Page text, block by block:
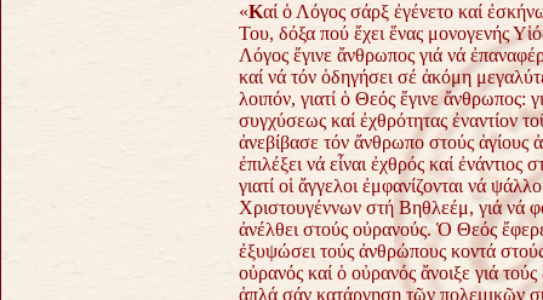
«Καί ὁ Λόγος σάρξ ἐγένετο καί
Του, δόξα πού ἔχει ἕνας μονογενής
Λόγος ἔγινε ἄνθρωπος γιά νά
καί νά τόν ὁδηγήσει σέ ἀκόμη
λοιπόν, γιατί ὁ Θεός ἔγινε ἄνθρωπος:
συγχύσεως καί ἐχθρότητας ἐναντίον
ἀνεβίβασε τόν ἄνθρωπο στούς
ἐπιλέξει νά εἶναι ἐχθρός καί
γιατί οἱ ἄγγελοι ἐμφανίζονται νά
Χριστουγέννων στή Βηθλεέμ, γιά νά
ἀνέλθει στούς οὐρανούς. Ὁ Θεός
ἐξυψώσει τούς ἀνθρώπους κοντά
οὐρανός καί ὁ οὐρανός ἄνοιξε γιά τούς
ἁπλά σάν κατάργηση τῶν πολεμικῶν